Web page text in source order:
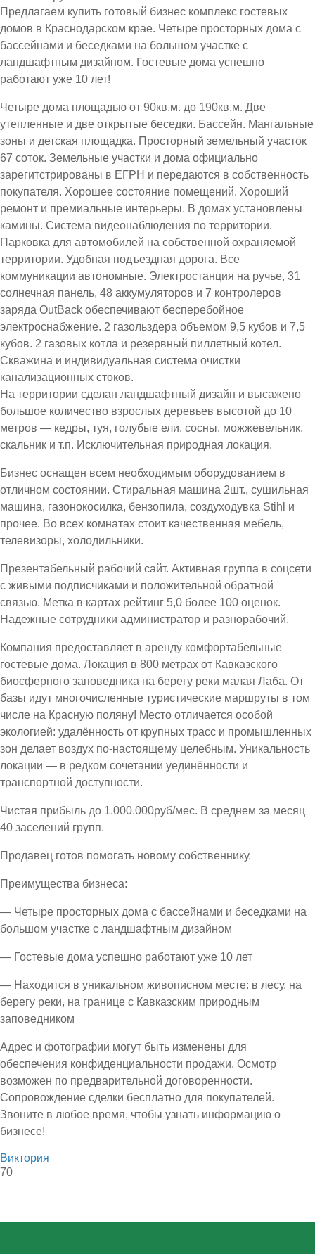
Предлагаем купить готовый бизнес комплекс гостевых
домов в Краснодарском крае. Четыре просторных дома с
бассейнами и беседками на большом участке с
ландшафтным дизайном. Гостевые дома успешно
работают уже 10 лет!
Четыре дома площадью от 90кв.м. до 190кв.м. Две
утепленные и две открытые беседки. Бассейн. Мангальные
зоны и детская площадка. Просторный земельный участок
67 соток. Земельные участки и дома официально
зарегитстрированы в ЕГРН и передаются в собственность
покупателя. Хорошее состояние помещений. Хороший
ремонт и премиальные интерьеры. В домах установлены
камины. Система видеонаблюдения по территории.
Парковка для автомобилей на собственной охраняемой
территории. Удобная подъездная дорога. Все
коммуникации автономные. Электростанция на ручье, 31
солнечная панель, 48 аккумуляторов и 7 контролеров
заряда OutBack обеспечивают бесперебойное
электроснабжение. 2 газольздера объемом 9,5 кубов и 7,5
кубов. 2 газовых котла и резервный пиллетный котел.
Скважина и индивидуальная система очистки
канализационных стоков.
На территории сделан ландшафтный дизайн и высажено
большое количество взрослых деревьев высотой до 10
метров — кедры, туя, голубые ели, сосны, можжевельник,
скальник и т.п. Исключительная природная локация.
Бизнес оснащен всем необходимым оборудованием в
отличном состоянии. Стиральная машина 2шт., сушильная
машина, газонокосилка, бензопила, создуходувка Stihl и
прочее. Во всех комнатах стоит качественная мебель,
телевизоры, холодильники.
Презентабельный рабочий сайт. Активная группа в соцсети
с живыми подписчиками и положительной обратной
связью. Метка в картах рейтинг 5,0 более 100 оценок.
Надежные сотрудники администратор и разнорабочий.
Компания предоставляет в аренду комфортабельные
гостевые дома. Локация в 800 метрах от Кавказского
биосферного заповедника на берегу реки малая Лаба. От
базы идут многочисленные туристические маршруты в том
числе на Красную поляну! Место отличается особой
экологией: удалённость от крупных трасс и промышленных
зон делает воздух по-настоящему целебным. Уникальность
локации — в редком сочетании уединённости и
транспортной доступности.
Чистая прибыль до 1.000.000руб/мес. В среднем за месяц
40 заселений групп.
Продавец готов помогать новому собственнику.
Преимущества бизнеса:
— Четыре просторных дома с бассейнами и беседками на
большом участке с ландшафтным дизайном
— Гостевые дома успешно работают уже 10 лет
— Находится в уникальном живописном месте: в лесу, на
берегу реки, на границе с Кавказским природным
заповедником
Адрес и фотографии могут быть изменены для
обеспечения конфиденциальности продажи. Осмотр
возможен по предварительной договоренности.
Сопровождение сделки бесплатно для покупателей.
Звоните в любое время, чтобы узнать информацию о
бизнесе!
Виктория
70